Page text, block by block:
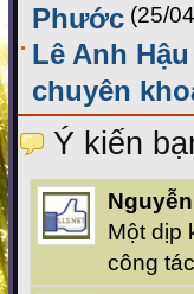
Phước (25/
Lê Anh
chuyên
Ý kiến
Một dịp
công